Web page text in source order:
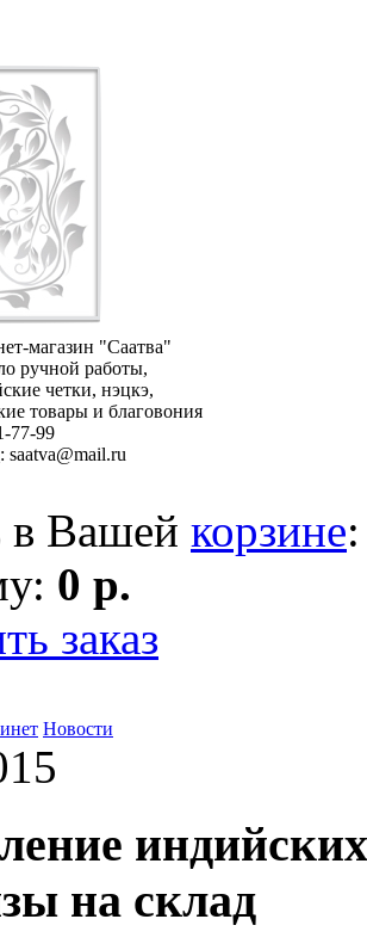
магазин "Саатва"
ручной работы,
четки, нэцкэ,
товары и благовония
77-99
: saatva@mail.ru
в Вашей корзине
0 р.
заказ
Новости
на склад